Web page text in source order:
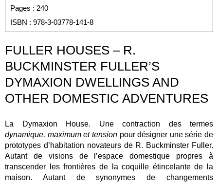
Pages : 240
ISBN : 978-3-03778-141-8
FULLER HOUSES – R.
BUCKMINSTER FULLER’S
DYMAXION DWELLINGS AND
OTHER DOMESTIC ADVENTURES
La Dymaxion House. Une contraction des termes
dynamique, maximum et tension pour désigner une série de
prototypes d’habitation novateurs de R. Buckminster Fuller.
Autant de visions de l’espace domestique propres à
transcender les frontières de la coquille étincelante de la
maison. Autant de synonymes de changements